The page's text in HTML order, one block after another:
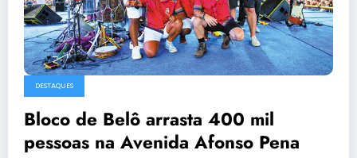
DESTAQUES
Bloco de Belô arrasta 400 mil
pessoas na Avenida Afonso Pena